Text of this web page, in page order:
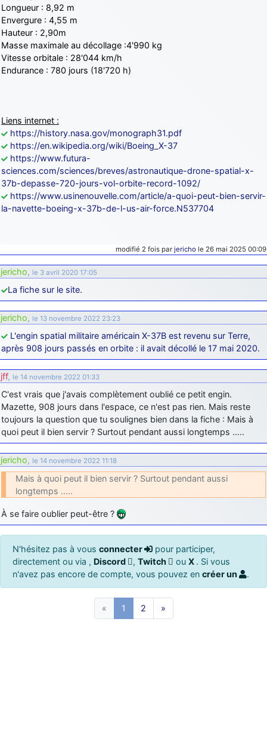
Longueur : 8,92 m
Envergure : 4,55 m
Hauteur : 2,90m
Masse maximale au décollage :4'990 kg
Vitesse orbitale : 28'044 km/h
Endurance : 780 jours (18'720 h)
Liens internet :
https://history.nasa.gov/monograph31.pdf
https://en.wikipedia.org/wiki/Boeing_X-37
https://www.futura-
sciences.com/sciences/breves/astronautique-drone-spatial-x-
37b-depasse-720-jours-vol-orbite-record-1092/
https://www.usinenouvelle.com/article/a-quoi-peut-bien-servir-
la-navette-boeing-x-37b-de-l-us-air-force.N537704
modifié 2 fois par jericho le 26 mai 2025 00:09
jericho, le 3 avril 2020 17:05
La fiche sur le site.
jericho, le 13 novembre 2022 23:23
L'engin spatial militaire américain X-37B est revenu sur Terre,
après 908 jours passés en orbite : il avait décollé le 17 mai 2020.
jff, le 14 novembre 2022 01:33
C'est vrais que j'avais complètement oublié ce petit engin.
Mazette, 908 jours dans l'espace, ce n'est pas rien. Mais reste
toujours la question que tu soulignes bien dans la fiche : Mais à
quoi peut il bien servir ? Surtout pendant aussi longtemps …..
jericho, le 14 novembre 2022 11:18
Mais à quoi peut il bien servir ? Surtout pendant aussi
longtemps …..
À se faire oublier peut-être ?
N'hésitez pas à vous connecter
pour participer,
directement ou via , Discord , Twitch ou X . Si vous
n'avez pas encore de compte, vous pouvez en créer un .
« 1 2 »